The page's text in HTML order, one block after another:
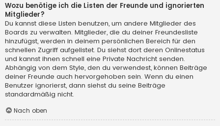
Wozu benötige ich die Listen der Freunde und ignorierten
Mitglieder?
Du kannst diese Listen benutzen, um andere Mitglieder des
Boards zu verwalten. Mitglieder, die du deiner Freundesliste
hinzufügst, werden in deinem persönlichen Bereich für den
schnellen Zugriff aufgelistet. Du siehst dort deren Onlinestatus
und kannst ihnen schnell eine Private Nachricht senden.
Abhängig von dem Style, den du verwendest, können Beiträge
deiner Freunde auch hervorgehoben sein. Wenn du einen
Benutzer ignorierst, dann siehst du seine Beiträge
standardmäßig nicht.
Nach oben